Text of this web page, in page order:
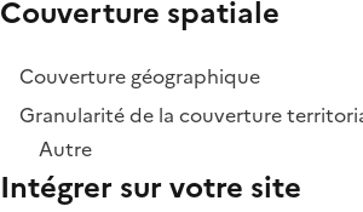
Couverture spatiale
Couverture géographique
Granularité de la couverture
Autre
Intégrer sur votre site